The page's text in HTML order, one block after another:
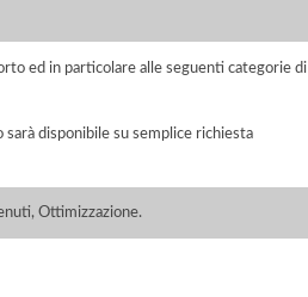
ed in particolare alle seguenti categorie di
disponibile su semplice richiesta
Ottimizzazione.